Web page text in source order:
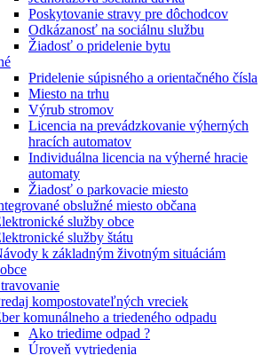
Poskytovanie stravy pre dôchodcov
Odkázanosť na sociálnu službu
Žiadosť o pridelenie bytu
Pridelenie súpisného a orientačného čísla
Miesto na trhu
Výrub stromov
Licencia na prevádzkovanie výherných
hracích automatov
Individuálna licencia na výherné hracie
automaty
Žiadosť o parkovacie miesto
obslužné miesto občana
služby obce
služby štátu
k základným životným situáciám
kompostovateľných vreciek
komunálneho a triedeného odpadu
Ako triedime odpad ?
Úroveň vytriedenia